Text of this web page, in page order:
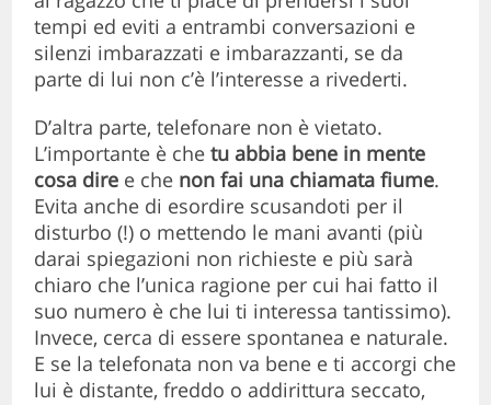
tempi ed eviti a entrambi conversazioni e
silenzi imbarazzati e imbarazzanti, se da
parte di lui non c’è l’interesse a rivederti.
D’altra parte, telefonare non è vietato.
L’importante è chetu abbia bene in mente
cosa dire e che non fai una chiamata fiume.
Evita anche di esordire scusandoti per il
disturbo (!) o mettendo le mani avanti (più
darai spiegazioni non richieste e più sarà
chiaro che l’unica ragione per cui hai fatto il
suo numero è che lui ti interessa tantissimo).
Invece, cerca di essere spontanea e naturale.
E se la telefonata non va bene e ti accorgi che
lui è distante, freddo o addirittura seccato,